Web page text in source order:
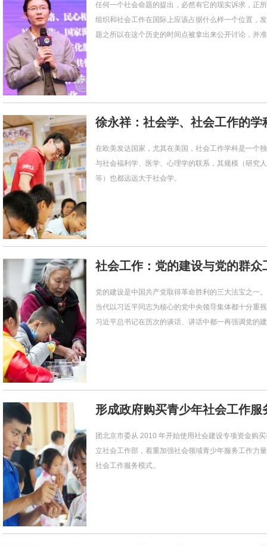
任何一个社会命题的提出，必然有它的现实诉求，正
组织和社会工作在国际上应该占据什么样一个位置，
题之所以在这个历史的时间点被拿出来公开讨论，并
徐永祥：社会学、社会工作的学
在欧美发达国家，尤其在美国，社会工作学科是一个
与社会福利学、医学、心理学的联系，其规模（研究
等）也都远远大于社会学。
社会工作：党的建设与党的群众
党的建设是中国共产党取得革命胜利的三大法宝之一
当代以习近平同志为核心的党中央领导集体都十分重
习近平总书记在历次的谈话、讲话中都一再强调党的
形成政府购买青少年社会工作服
团北京市委从 2010 年开始使用社会建设专项资金购
立社会工作部，着重加强社会领域青少年服务工作力
社会工作服务模式。